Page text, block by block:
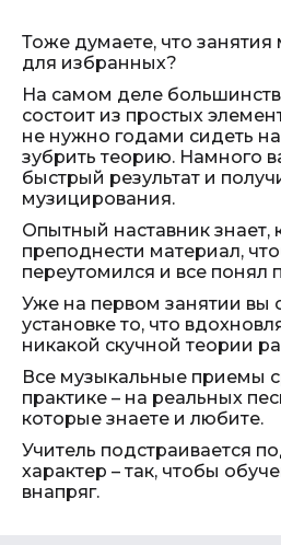
Тоже думаете, что занятия
для избранных?
На самом деле
состоит из простых
не нужно годами сидеть
зубрить теорию. Намного
быстрый результат и
музицирования.
Опытный наставник знает,
преподнести материал,
переутомился и все понял
Уже на первом занятии вы
установке то, что
никакой скучной теории
Все музыкальные приемы
практике – на реальных
которые знаете и любите.
Учитель подстраивается
характер – так, чтобы
внапряг.